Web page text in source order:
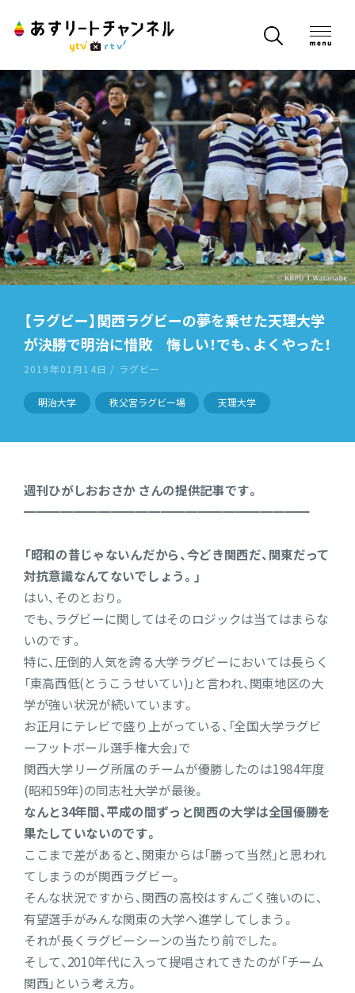
【ラグビー】関西ラグビーの夢を乗せた天理大学
が決勝で明治に惜敗 悔しい！でも、よくやった！
2019年01月14日 / ラグビー
明治大学 秩父宮ラグビー場 天理大学
週刊ひがしおおさか さんの提供記事です。
━━━━━━━━━━━━━━━━━━━━━━━
「昭和の昔じゃないんだから、今どき関西だ、関東だって
対抗意識なんてないでしょう。」
はい、そのとおり。
でも、ラグビーに関してはそのロジックは当てはまらな
いのです。
特に、圧倒的人気を誇る大学ラグビーにおいては長らく
「東高西低(とうこうせいてい)」と言われ、関東地区の大
学が強い状況が続いています。
お正月にテレビで盛り上がっている、「全国大学ラグビ
ーフットボール選手権大会」で
関西大学リーグ所属のチームが優勝したのは1984年度
(昭和59年)の同志社大学が最後。
なんと34年間、平成の間ずっと関西の大学は全国優勝を
果たしていないのです。
ここまで差があると、関東からは「勝って当然」と思われ
てしまうのが関西ラグビー。
そんな状況ですから、関西の高校はすんごく強いのに、
有望選手がみんな関東の大学へ進学してしまう。
それが長くラグビーシーンの当たり前でした。
そして、2010年代に入って提唱されてきたのが「チーム
関西」という考え方。